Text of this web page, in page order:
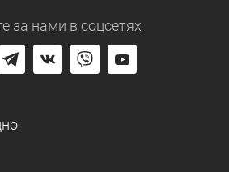
за нами в соцсетях